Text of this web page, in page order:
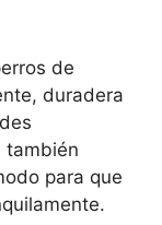
de
duradera
también
para que